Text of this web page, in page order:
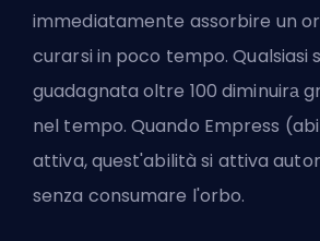
immediatamente assorbire un
curarsi in poco tempo. Qualsiasi
guadagnata oltre 100 diminuirа
nel tempo. Quando Empress
attiva, quest'abilità si attiva
senza consumare l'orbo.